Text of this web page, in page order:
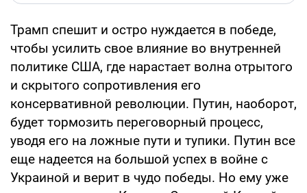
Трамп спешит и остро нуждается в победе,
чтобы усилить свое влияние во внутренней
политике США, где нарастает волна отрытого
и скрытого сопротивления его
консервативной революции. Путин, наоборот,
будет тормозить переговорный процесс,
уводя его на ложные пути и тупики. Путин все
еще надеется на большой успех в войне с
Украиной и верит в чудо победы. Но ему уже